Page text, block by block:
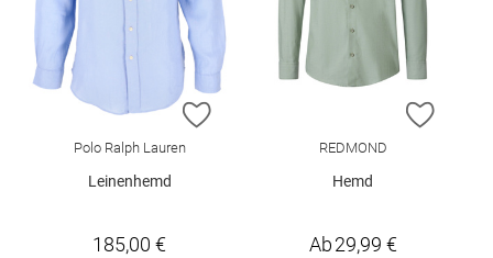
ZUR WUNSCHLISTE HINZUFÜGEN
Polo Ralph Lauren
Leinenhemd
185,00 €
ZUR
REDMOND
Hemd
Ab29,99 €